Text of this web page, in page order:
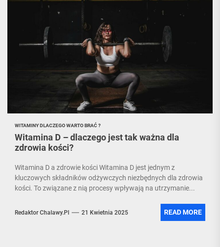
WITAMINY DLACZEGO WARTO BRAĆ ?
Witamina D – dlaczego jest tak ważna dla
zdrowia kości?
Witamina D a zdrowie kości Witamina D jest jednym z
kluczowych składników odżywczych niezbędnych dla zdrowia
kości. To związane z nią procesy wpływają na utrzymanie...
Redaktor Chalawy.pl 21 Kwietnia 2025 READ MORE